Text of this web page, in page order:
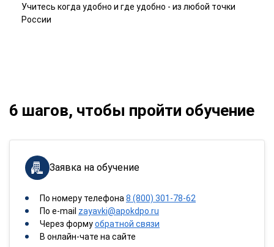
Учитесь когда удобно и где удобно - из любой точки
России
6 шагов, чтобы пройти обучение
Заявка на обучение
По номеру телефона 8 (800) 301-78-62
По e-mail zayavki@apokdpo.ru
Через формуобратной связи
В онлайн-чате на сайте